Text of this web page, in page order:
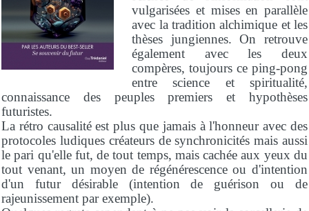
vulgarisées et mises en parallèle
avec la tradition alchimique et les
thèses jungiennes. On retrouve
également avec les deux
compères, toujours ce ping-pong
entre science et spiritualité,
connaissance des peuples premiers et hypothèses
futuristes.
La rétro causalité est plus que jamais à l'honneur avec des
protocoles ludiques créateurs de synchronicités mais aussi
le pari qu'elle fut, de tout temps, mais cachée aux yeux du
tout venant, un moyen de régénérescence ou d'intention
d'un futur désirable (intention de guérison ou de
rajeunissement par exemple).